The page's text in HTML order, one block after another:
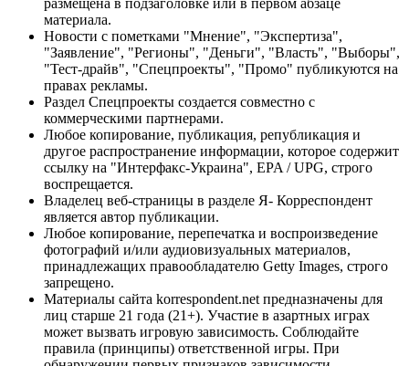
материала.
Новости с пометками "Мнение", "Экспертиза",
"Заявление", "Регионы", "Деньги", "Власть", "Выборы",
"Тест-драйв", "Спецпроекты", "Промо" публикуются на
правах рекламы.
Раздел Спецпроекты создается совместно с
коммерческими партнерами.
Любое копирование, публикация, републикация и
другое распространение информации, которое содержит
ссылку на "Интерфакс-Украина", EPA / UPG, строго
воспрещается.
Владелец веб-страницы в разделе Я- Корреспондент
является автор публикации.
Любое копирование, перепечатка и воспроизведение
фотографий и/или аудиовизуальных материалов,
принадлежащих правообладателю Getty Images, строго
запрещено.
Материалы сайта korrespondent.net предназначены для
лиц старше 21 года (21+). Участие в азартных играх
может вызвать игровую зависимость. Соблюдайте
правила (принципы) ответственной игры. При